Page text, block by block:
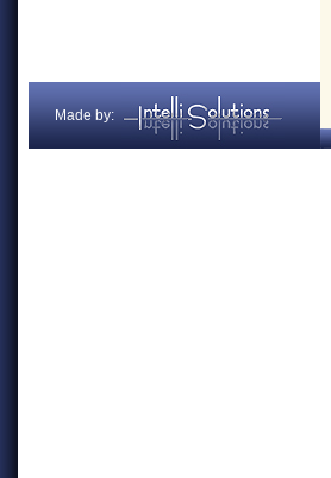
Made by: